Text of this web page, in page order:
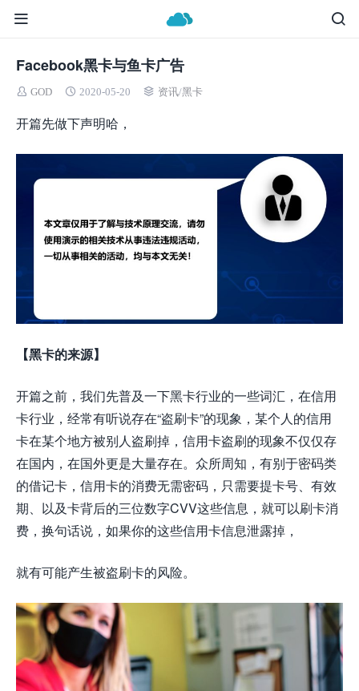
Facebook黑卡与鱼卡广告
GOD 2020-05-20 资讯/黑卡
开篇先做下声明哈，
【黑卡的来源】
开篇之前，我们先普及一下黑卡行业的一些词汇，在信用
卡行业，经常有听说存在“盗刷卡”的现象，某个人的信用
卡在某个地方被别人盗刷掉，信用卡盗刷的现象不仅仅存
在国内，在国外更是大量存在。众所周知，有别于密码类
的借记卡，信用卡的消费无需密码，只需要提卡号、有效
期、以及卡背后的三位数字CVV这些信息，就可以刷卡消
费，换句话说，如果你的这些信用卡信息泄露掉，
就有可能产生被盗刷卡的风险。